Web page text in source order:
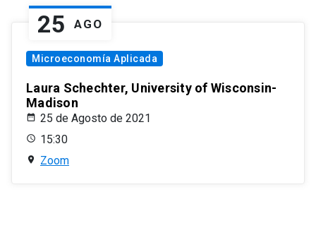
25 AGO
Microeconomía Aplicada
Laura Schechter, University of Wisconsin-
Madison
25 de Agosto de 2021
15:30
Zoom